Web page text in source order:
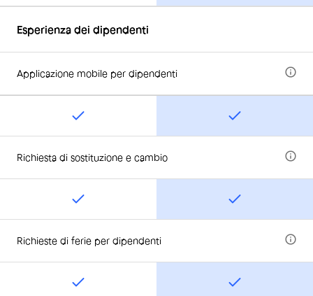
Esperienza dei dipendenti
Applicazione mobile per dipendenti
Richiesta di sostituzione e cambio
Richieste di ferie per dipendenti